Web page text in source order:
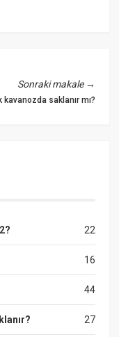
Sonraki makale→
kavanozda saklanır mı?
22
16
44
27